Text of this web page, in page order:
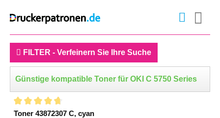
FILTER - Verfeinern Sie Ihre Suche
Günstige kompatible Toner für OKI C 5750 Series
Toner 43872307 C, cyan